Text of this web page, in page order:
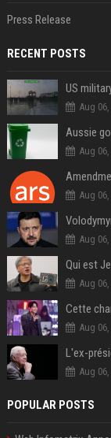
Press Release
RECENT POSTS
Aug
Aug
Aug
Aug
Aug
Aug
Aug
POPULAR POSTS